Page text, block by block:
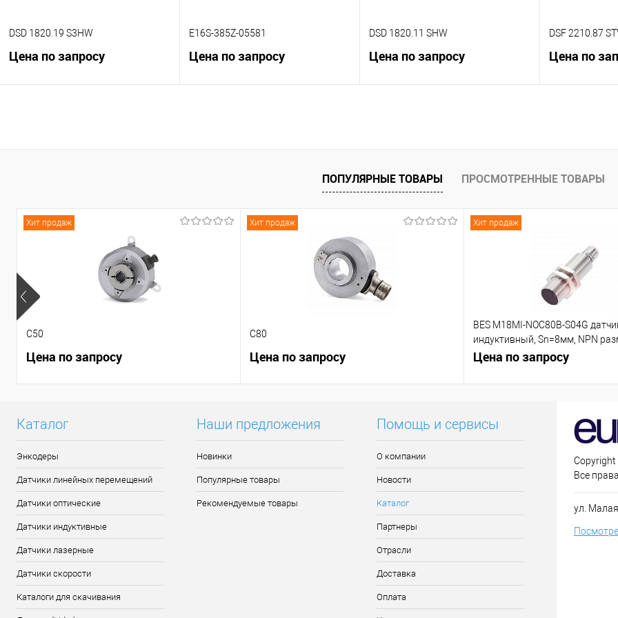
DSD 1820.19 S3HW
Цена по запросу
E16S-385Z-05581
Цена по запросу
DSD 1820.11 SHW
Цена по запросу
DSF 2210.87
Цена по
ПОПУЛЯРНЫЕ ТОВАРЫ ПРОСМОТРЕННЫЕ ТОВАРЫ
Хит продаж
C50
Цена по запросу
Хит продаж
C80
Цена по запросу
Хит продаж
BES M18MI-NOC80B-S04G
индуктивный, Sn=8мм, NPN
контакт (NC)
Цена по запросу
Каталог
Энкодеры
Датчики линейных перемещений
Датчики оптические
Датчики индуктивные
Датчики лазерные
Датчики скорости
Каталоги для скачивания
Наши предложения
Новинки
Популярные товары
Рекомендуемые товары
Помощь и сервисы
О компании
Новости
Каталог
Партнеры
Отрасли
Доставка
Оплата
Copyright
Все
ул.